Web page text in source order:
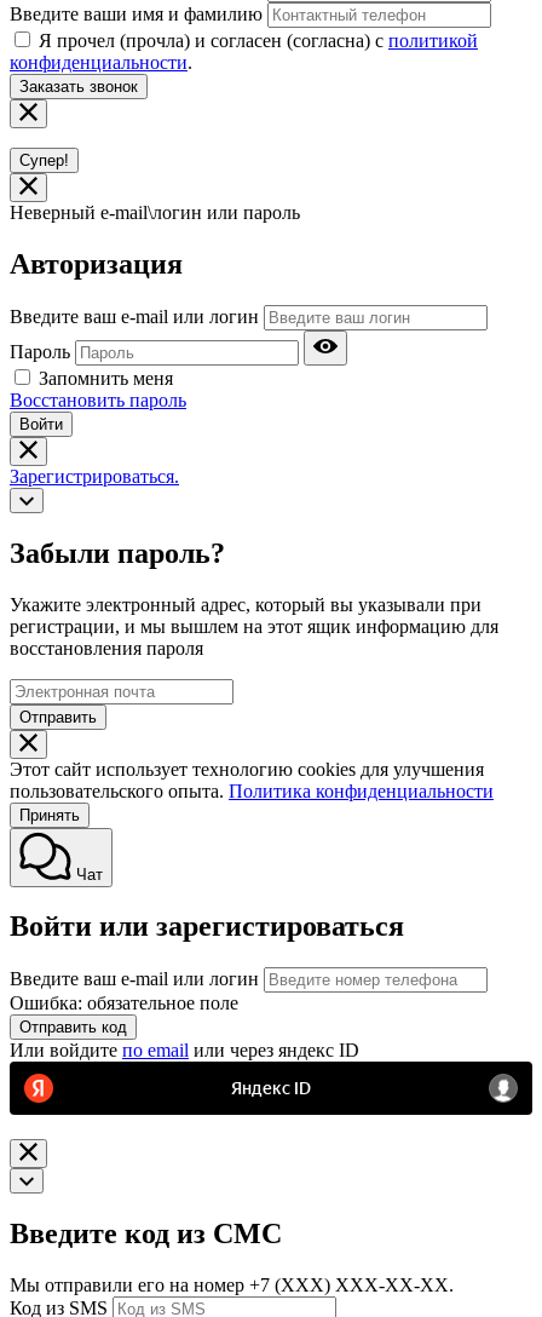
Введите ваши имя и фамилию
Я прочел (прочла) и согласен (согласна) с политикой
конфиденциальности.
Заказать звонок
Супер!
Неверный e-mail\логин или пароль
Авторизация
Введите ваш e-mail или логин
Пароль
Запомнить меня
Восстановить пароль
Войти
Зарегистрироваться.
Забыли пароль?
Укажите электронный адрес, который вы указывали при
регистрации, и мы вышлем на этот ящик информацию для
восстановления пароля
Отправить
Этот сайт использует технологию cookies для улучшения
пользовательского опыта. Политика конфиденциальности
Принять
Чат
Войти или зарегистироваться
Введите ваш e-mail или логин
Ошибка: обязательное поле
Отправить код
Или войдите по email или через яндекс ID
Введите код из СМС
Мы отправили его на номер +7 (ХХХ) ХХХ-ХХ-ХХ.
Код из SMS